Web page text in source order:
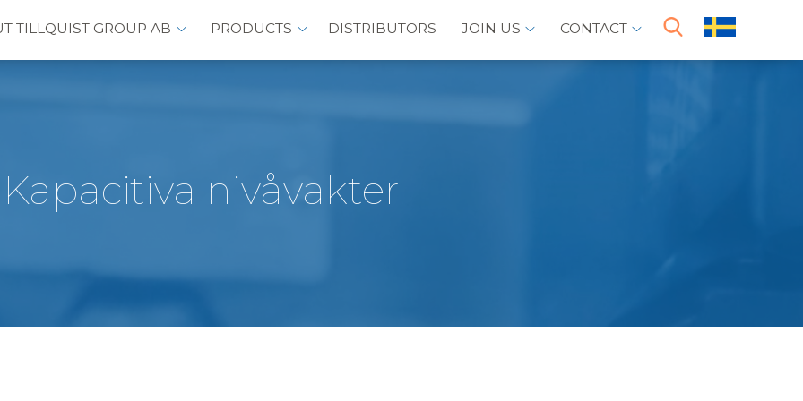
TILLQUIST GROUP AB PRODUCTS DISTRIBUTORS JOIN US CONTACT
Kapacitiva nivåvakter